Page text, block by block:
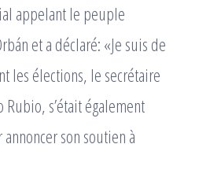
appelant le peuple
et a déclaré: «Je suis de
les élections, le secrétaire
Rubio, s’était également
son soutien à